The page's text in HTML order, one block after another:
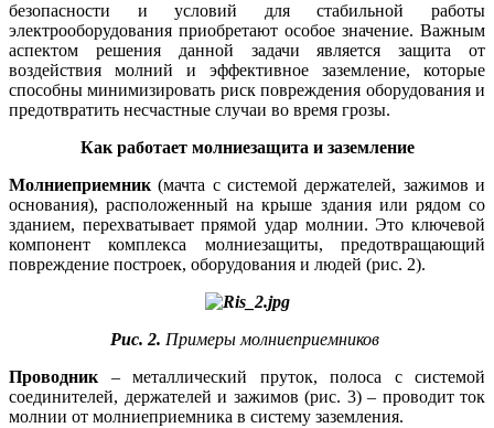
безопасности и условий для стабильной работы
электрооборудования приобретают особое значение. Важным
аспектом решения данной задачи является защита от
воздействия молний и эффективное заземление, которые
способны минимизировать риск повреждения оборудования и
предотвратить несчастные случаи во время грозы.
Как работает молниезащита и заземление
Молниеприемник (мачта с системой держателей, зажимов и
основания), расположенный на крыше здания или рядом со
зданием, перехватывает прямой удар молнии. Это ключевой
компонент комплекса молниезащиты, предотвращающий
повреждение построек, оборудования и людей (рис. 2).
Рис. 2. Примеры молниеприемников
Проводник – металлический пруток, полоса с системой
соединителей, держателей и зажимов (рис. 3) – проводит ток
молнии от молниеприемника в систему заземления.